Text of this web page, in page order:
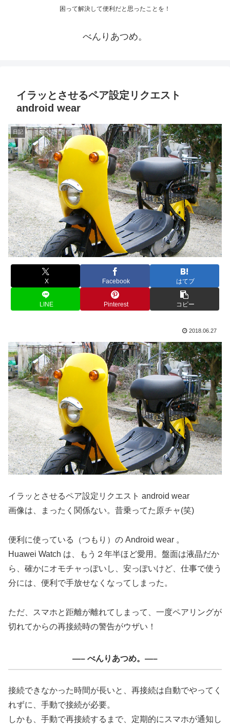
困って解決して便利だと思ったことを！
べんりあつめ。
イラッとさせるペア設定リクエスト
android wear
日記
X Facebook はてブ
LINE Pinterest コピー
2018.06.27
イラッとさせるペア設定リクエスト android wear
画像は、まったく関係ない。昔乗ってた原チャ(笑)
便利に使っている（つもり）の Android wear 。
Huawei Watch は、もう２年半ほど愛用。盤面は液晶だか
ら、確かにオモチャっぽいし、安っぽいけど、仕事で使う
分には、便利で手放せなくなってしまった。
ただ、スマホと距離が離れてしまって、一度ペアリングが
切れてからの再接続時の警告がウザい！
—– べんりあつめ。—–
接続できなかった時間が長いと、再接続は自動でやってく
れずに、手動で接続が必要。
しかも、手動で再接続するまで、定期的にスマホが通知し